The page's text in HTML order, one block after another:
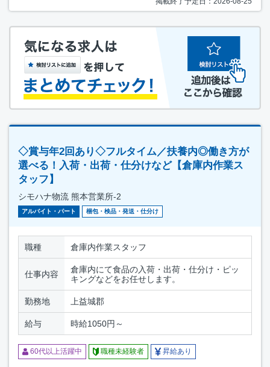
◇賞与年2回あり◇フルタイム／扶養内◎働き方が
選べる！入荷・出荷・仕分けなど【倉庫内作業ス
タッフ】
シモハナ物流 熊本営業所-2
アルバイト・パート 梱包・検品・発送・仕分け
職種 倉庫内作業スタッフ
仕事内容
倉庫内にて食品の入荷・出荷・仕分け・ピッ
キングなどをお任せします。
勤務地 上益城郡
給与 時給1050円～
60代以上活躍中 職種未経験者 昇給あり